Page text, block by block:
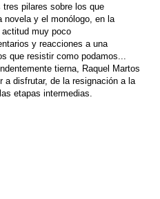
tres pilares sobre los que
novela y el monólogo, en la
muy poco
y reacciones a una
que resistir como podamos...
tierna, Raquel Martos
a disfrutar, de la resignación a la
etapas intermedias.